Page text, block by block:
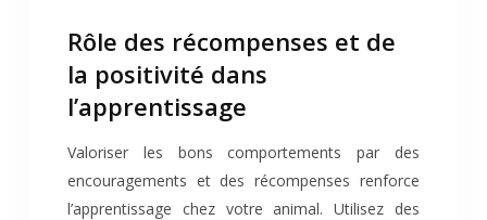
Rôle des récompenses et de
la positivité dans
l’apprentissage
Valoriser les bons comportements par des
encouragements et des récompenses renforce
l’apprentissage chez votre animal. Utilisez des